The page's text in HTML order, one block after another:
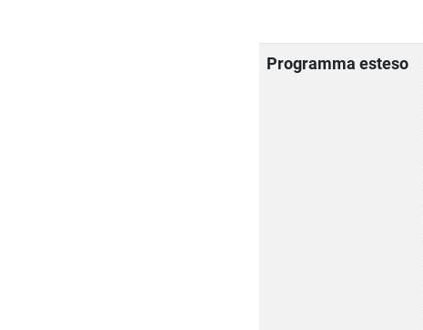
Programma esteso